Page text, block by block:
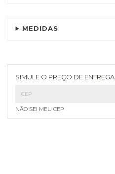
MEDIDAS
SIMULE O PREÇO DE ENTREGA
NÃO SEI MEU CEP